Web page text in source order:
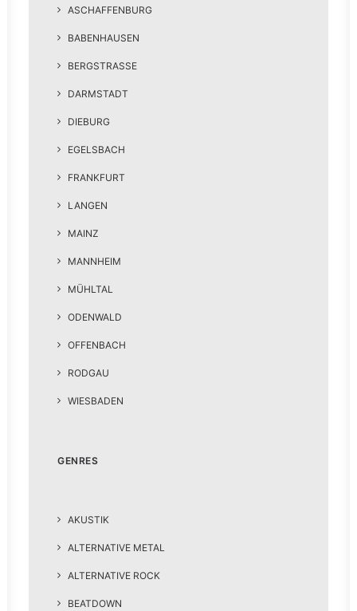
ASCHAFFENBURG
BABENHAUSEN
BERGSTRASSE
DARMSTADT
DIEBURG
EGELSBACH
FRANKFURT
LANGEN
MAINZ
MANNHEIM
MÜHLTAL
ODENWALD
OFFENBACH
RODGAU
WIESBADEN
GENRES
AKUSTIK
ALTERNATIVE METAL
ALTERNATIVE ROCK
BEATDOWN